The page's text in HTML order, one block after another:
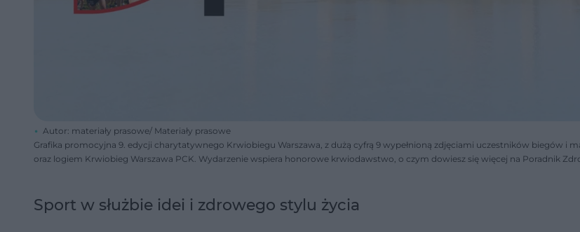
Autor: materiały prasowe/ Materiały prasowe
Grafika promocyjna 9. edycji charytatywnego Krwiobiegu Warszawa, z dużą cyfrą 9 wypełnioną zdjęciami uczestników biegów i
oraz logiem Krwiobieg Warszawa PCK. Wydarzenie wspiera honorowe krwiodawstwo, o czym dowiesz się więcej na Poradnik
Sport w służbie idei i zdrowego stylu życia